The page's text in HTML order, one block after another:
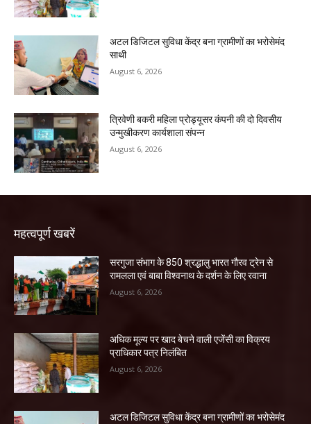
अटल डिजिटल सुविधा केंद्र बना ग्रामीणों का भरोसेमंद
साथी
August 6, 2026
त्रिवेणी बकरी महिला प्रोड्यूसर कंपनी की दो दिवसीय
उन्मुखीकरण कार्यशाला संपन्न
August 6, 2026
महत्वपूर्ण खबरें
सरगुजा संभाग के 850 श्रद्धालु भारत गौरव ट्रेन से
रामलला एवं बाबा विश्वनाथ के दर्शन के लिए रवाना
August 6, 2026
अधिक मूल्य पर खाद बेचने वाली एजेंसी का विक्रय
प्राधिकार पत्र निलंबित
August 6, 2026
अटल डिजिटल सुविधा केंद्र बना ग्रामीणों का भरोसेमंद